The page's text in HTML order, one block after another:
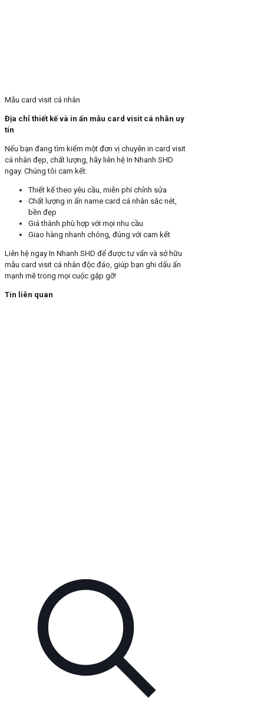
Mẫu card visit cá nhân
Địa chỉ thiết kế và in ấn mẫu card visit cá nhân uy
tín
Nếu bạn đang tìm kiếm một đơn vị chuyên in card visit
cá nhân đẹp, chất lượng, hãy liên hệ In Nhanh SHD
ngay. Chúng tôi cam kết:
Thiết kế theo yêu cầu, miễn phí chỉnh sửa
Chất lượng in ấn name card cá nhân sắc nét,
bền đẹp
Giá thành phù hợp với mọi nhu cầu
Giao hàng nhanh chóng, đúng với cam kết
Liên hệ ngay In Nhanh SHD để được tư vấn và sở hữu
mẫu card visit cá nhân độc đáo, giúp bạn ghi dấu ấn
mạnh mẽ trong mọi cuộc gặp gỡ!
Tin liên quan